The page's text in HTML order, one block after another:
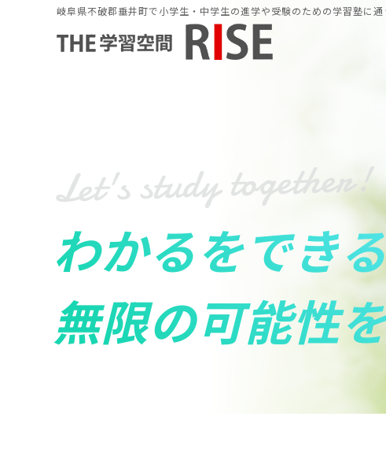
岐阜県不破郡垂井町で小学生・中学生の進学や受験のための学習塾に通
Let's study together!
わかるをでき
無限の可能性